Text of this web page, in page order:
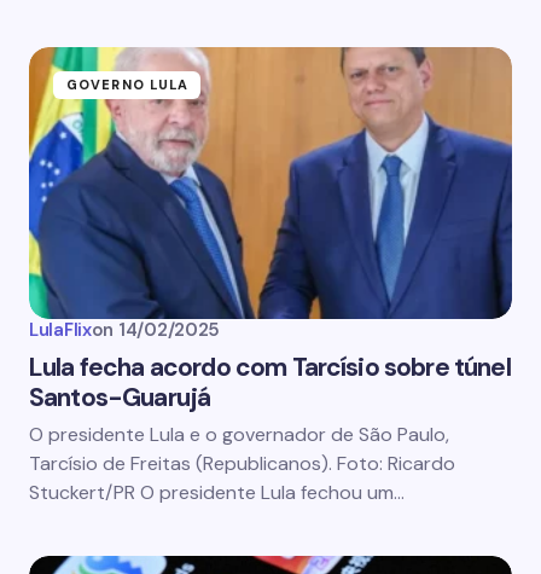
GOVERNO LULA
LulaFlixon 14/02/2025
Lula fecha acordo com Tarcísio sobre túnel
Santos-Guarujá
O presidente Lula e o governador de São Paulo,
Tarcísio de Freitas (Republicanos). Foto: Ricardo
Stuckert/PR O presidente Lula fechou um…